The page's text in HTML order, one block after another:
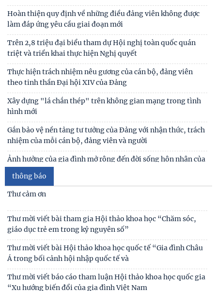
Hoàn thiện quy định về những điều đảng viên không được
làm đáp ứng yêu cầu giai đoạn mới
Trên 2,8 triệu đại biểu tham dự Hội nghị toàn quốc quán
triệt và triển khai thực hiện Nghị quyết
Thực hiện trách nhiệm nêu gương của cán bộ, đảng viên
theo tinh thần Đại hội XIV của Đảng
Xây dựng "lá chắn thép" trên không gian mạng trong tình
hình mới
Gắn bảo vệ nền tảng tư tưởng của Đảng với nhận thức, trách
nhiệm của mỗi cán bộ, đảng viên và người
Ảnh hưởng của gia đình mở rộng đến đời sống hôn nhân của
vợ chồng trẻ ở Việt Nam
Giữ vững lời thề của người cộng sản - Vũ khí tự vệ vững chắc
trong đấu tranh chống chủ nghĩa cá nhân
Tự lực, tự cường - sức mạnh nội sinh trong kỷ nguyên phát
triển mới của dân tộc
Biến đổi chức năng kinh tế và giáo dục trong các gia đình có
người di cư lao động quốc tế
thông báo
Thư cảm ơn
Thư mời viết bài tham gia Hội thảo khoa học “Chăm sóc,
giáo dục trẻ em trong kỷ nguyên số”
Thư mời viết bài Hội thảo khoa học quốc tế “Gia đình Châu
Á trong bối cảnh hội nhập quốc tế và
Thư mời viết báo cáo tham luận Hội thảo khoa học quốc gia
“Xu hướng biến đổi của gia đình Việt Nam